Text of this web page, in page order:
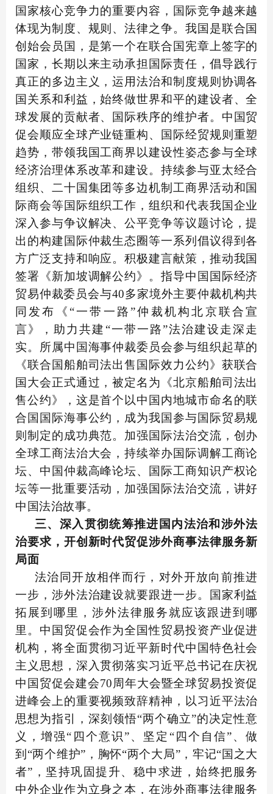
国家核心竞争力的重要内容，国际竞争越来越
体现为制度、规则、法律之争。我国是联合国
创始会员国，是第一个在联合国宪章上签字的
国家，长期以来主动承担国际责任，倡导践行
真正的多边主义，运用法治和制度规则协调各
国关系和利益，始终做世界和平的建设者、全
球发展的贡献者、国际秩序的维护者。中国贸
促会顺应全球产业链重构、国际经贸规则重塑
趋势，带领我国工商界以建设性姿态参与全球
经济治理体系改革和建设。持续参与亚太经合
组织、二十国集团等多边机制工商界活动和国
际商会等国际组织工作，组织和代表我国企业
深入参与争议解决、公平竞争等议题讨论，提
出的构建国际仲裁生态圈等一系列倡议得到各
方广泛支持和响应。积极建言献策，推动我国
签署《新加坡调解公约》。指导中国国际经济
贸易仲裁委员会与40多家境外主要仲裁机构共
同发布《“一带一路”仲裁机构北京联合宣
言》，助力共建“一带一路”法治建设走深走
实。所属中国海事仲裁委员会参与组织起草的
《联合国船舶司法出售国际效力公约》获联合
国大会正式通过，被定名为《北京船舶司法出
售公约》，这是首个以中国内地城市命名的联
合国国际海事公约，成为我国参与国际贸易规
则制定的成功典范。加强国际法治交流，创办
全球工商法治大会，持续举办国际调解工商论
坛、中国仲裁高峰论坛、国际工商知识产权论
坛等一批重要活动，加强国际法治交流，讲好
中国法治故事。
三、深入贯彻统筹推进国内法治和涉外法
治要求，开创新时代贸促涉外商事法律服务新
局面
法治同开放相伴而行，对外开放向前推进
一步，涉外法治建设就要跟进一步。国家利益
拓展到哪里，涉外法律服务就应该跟进到哪
里。中国贸促会作为全国性贸易投资产业促进
机构，将全面贯彻习近平新时代中国特色社会
主义思想，深入贯彻落实习近平总书记在庆祝
中国贸促会建会70周年大会暨全球贸易投资促
进峰会上的重要视频致辞精神，以习近平法治
思想为指引，深刻领悟“两个确立”的决定性意
义，增强“四个意识”、坚定“四个自信”、做
到“两个维护”，胸怀“两个大局”，牢记“国之大
者”，坚持巩固提升、稳中求进，始终把服务
中外企业作为立身之本，在涉外商事法律服务